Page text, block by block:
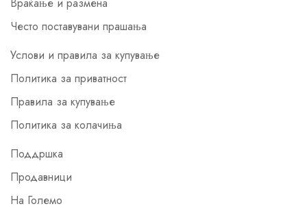
Враќање и размена
Често поставувани прашања
Услови и правила за купување
Политика за приватност
Правила за купување
Политика за колачиња
Поддршка
Продавници
На Големо